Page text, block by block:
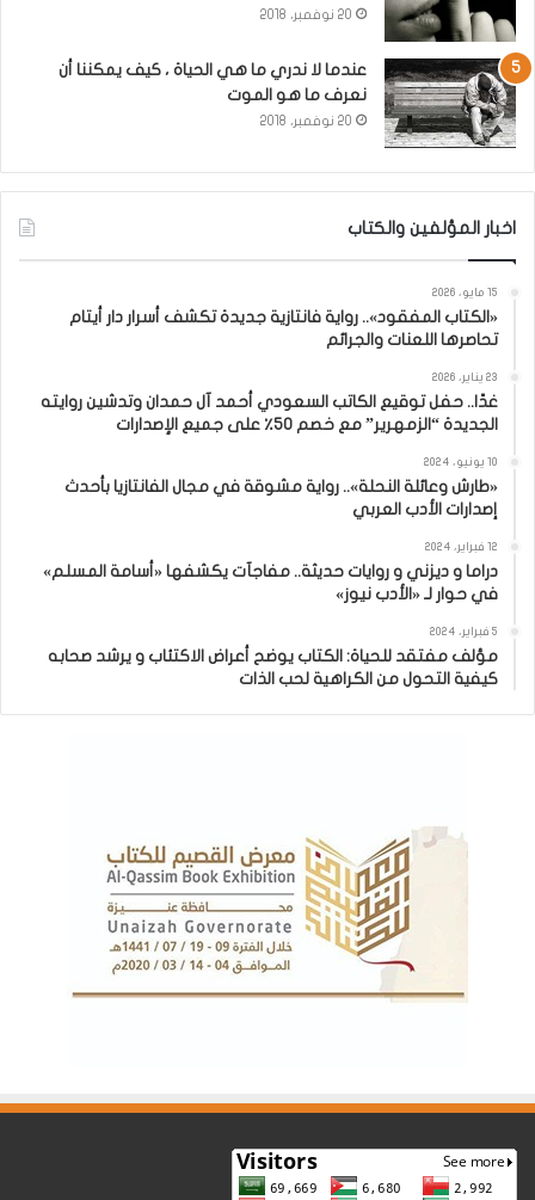
20 نوفمبر، 2018
عندما لا ندري ما هي الحياة ، كيف يمكننا أن
نعرف ما هو الموت
20 نوفمبر، 2018
اخبار المؤلفين والكتاب
15 مايو، 2026
«الكتاب المفقود».. رواية فانتازية جديدة تكشف أسرار دار أيتام
تحاصرها اللعنات والجرائم
23 يناير، 2026
غدًا.. حفل توقيع الكاتب السعودي أحمد آل حمدان وتدشين روايته
الجديدة “الزمهرير” مع خصم 50٪ على جميع الإصدارات
10 يونيو، 2024
«طارش وعائلة النحلة».. رواية مشوقة في مجال الفانتازيا بأحدث
إصدارات الأدب العربي
12 فبراير، 2024
دراما و ديزني و روايات حديثة.. مفاجآت يكشفها «أسامة المسلم»
في حوار لـ «الأدب نيوز»
5 فبراير، 2024
مؤلف مفتقد للحياة: الكتاب يوضح أعراض الاكتئاب و يرشد صحابه
كيفية التحول من الكراهية لحب الذات